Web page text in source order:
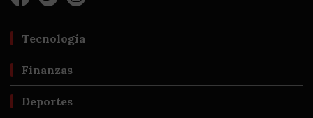
Tecnología
Finanzas
Deportes